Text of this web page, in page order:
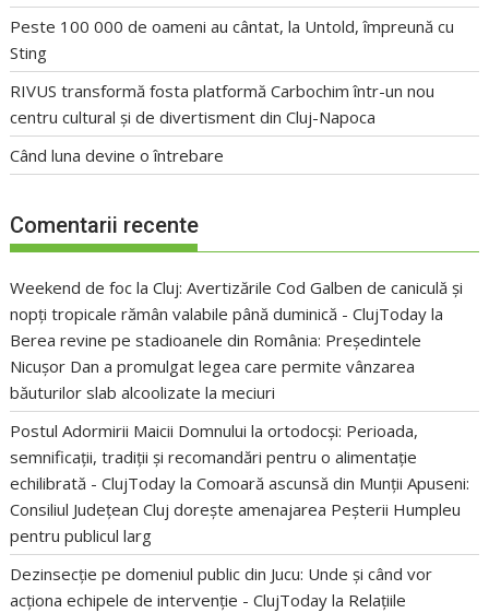
Peste 100 000 de oameni au cântat, la Untold, împreună cu
Sting
RIVUS transformă fosta platformă Carbochim într-un nou
centru cultural și de divertisment din Cluj-Napoca
Când luna devine o întrebare
Comentarii recente
Weekend de foc la Cluj: Avertizările Cod Galben de caniculă și
nopți tropicale rămân valabile până duminică - ClujToday la
Berea revine pe stadioanele din România: Președintele
Nicușor Dan a promulgat legea care permite vânzarea
băuturilor slab alcoolizate la meciuri
Postul Adormirii Maicii Domnului la ortodocși: Perioada,
semnificații, tradiții și recomandări pentru o alimentație
echilibrată - ClujToday laComoară ascunsă din Munții Apuseni:
Consiliul Județean Cluj dorește amenajarea Peșterii Humpleu
pentru publicul larg
Dezinsecție pe domeniul public din Jucu: Unde și când vor
acționa echipele de intervenție - ClujToday la Relațiile